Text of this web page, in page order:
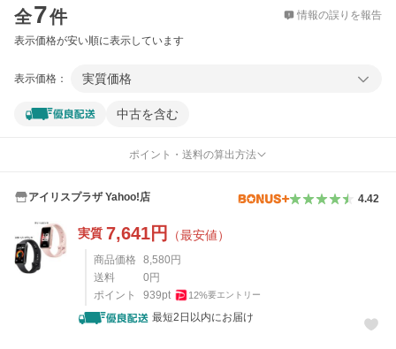
全7件 情報の誤りを報告
表示価格が安い順に表示しています
表示価格： 実質価格
中古を含む
ポイント・送料の算出方法
アイリスプラザ Yahoo!店 4.42
実質 7,641円 （最安値）
商品価格 8,580 円
送料
0 円
ポイント
939pt 12%要エントリー
最短2日以内にお届け